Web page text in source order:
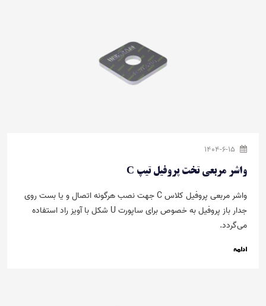
واشر مربعی تخت پروفیل تیپ C
واشر مربعی پروفیل کلاس C جهت نصب هرگونه اتصال و یا بست روی
جدار باز پروفیل‌ به خصوص برای ساپورت U شکل با آویز راد استفاده
می‌گردد.
ادامه